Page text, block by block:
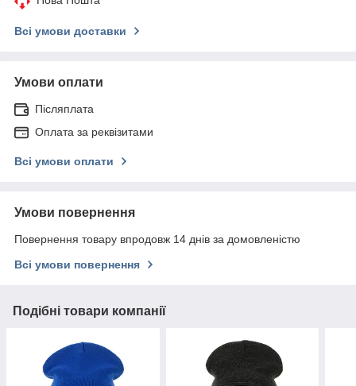
Всі умови доставки
Умови оплати
Післяплата
Оплата за реквізитами
Всі умови оплати
Умови повернення
Повернення товару впродовж 14 днів за домовленістю
Всі умови повернення
Подібні товари компанії